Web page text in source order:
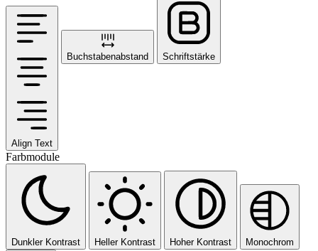
Align Text
Buchstabenabstand Schriftstärke
Farbmodule
Dunkler Kontrast Heller Kontrast Hoher Kontrast Monochrom